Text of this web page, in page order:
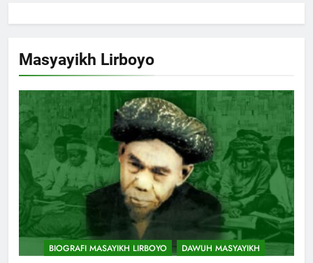
Masyayikh Lirboyo
BIOGRAFI MASAYIKH LIRBOYO DAWUH MASYAYIKH